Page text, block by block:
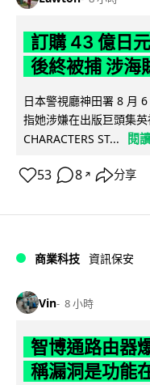
訂購 43 億日
後終被捕 涉海
日本警視廳神田署 8 月
指她涉嫌在出版巨頭集
CHARACTERS ST...
閱
53 8 ↗ 分享
商業科技 資訊保安
Vin 8 小時
智博通路由器
稱漏洞是功能